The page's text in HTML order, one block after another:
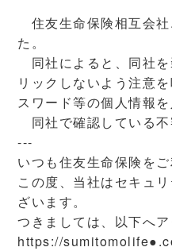
住友生命保険相互会
た。
同社によると、同社
リックしないよう注意
スワード等の個人情報
同社で確認している不
---
いつも住友生命保険を
この度、当社はセキュ
ざいます。
つきましては、以下へ
https://